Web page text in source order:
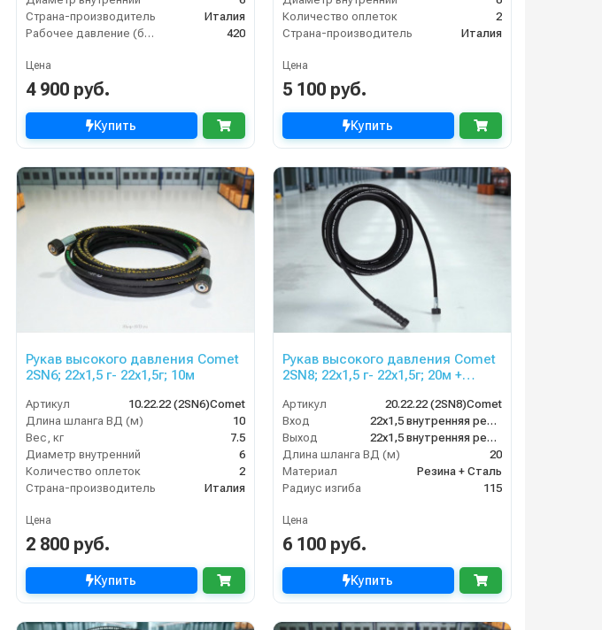
Страна-производитель
Италия
Рабочее давление (бар)
420
Цена
4 900 руб.
Купить
Количество оплеток
2
Страна-производитель
Италия
Цена
5 100 руб.
Купить
Рукав высокого давления Comet
2SN6; 22х1,5 г- 22х1,5г; 10м
Артикул
10.22.22 (2SN6)Comet
Длина шланга ВД (м)
10
Вес, кг
7.5
Диаметр внутренний
6
Количество оплеток
2
Страна-производитель
Италия
Цена
2 800 руб.
Купить
Рукав высокого давления Comet
2SN8; 22х1,5 г- 22х1,5г; 20м +
Артикул
20.22.22 (2SN8)Comet
Вход
22х1,5 внутренняя резьба
Выход
22х1,5 внутренняя резьба
Длина шланга ВД (м)
20
Материал
Резина + Сталь
Радиус изгиба
115
Цена
6 100 руб.
Купить